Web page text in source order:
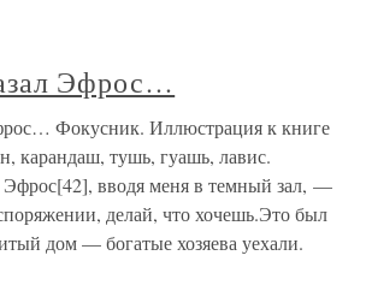
Эфрос…
Фокусник. Иллюстрация к книге
карандаш, тушь, гуашь, лавис.
вводя меня в темный зал, —
делай, что хочешь.Это был
дом — богатые хозяева уехали.